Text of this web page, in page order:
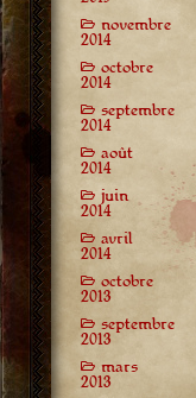
novembre
2014
octobre
2014
septembre
2014
août
2014
juin
2014
avril
2014
octobre
2013
septembre
2013
mars
2013